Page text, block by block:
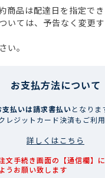
商品は配達日を指定でき
いては、予告なく変更
い。
お支払方法について
支払いは請求書払いとなりま
レジットカード決済もご利用
詳しくはこちら
文手続き画面の【通信欄】
うお願い致します